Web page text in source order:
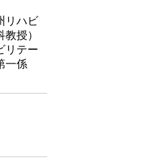
リハビ
授）
リテー
一係